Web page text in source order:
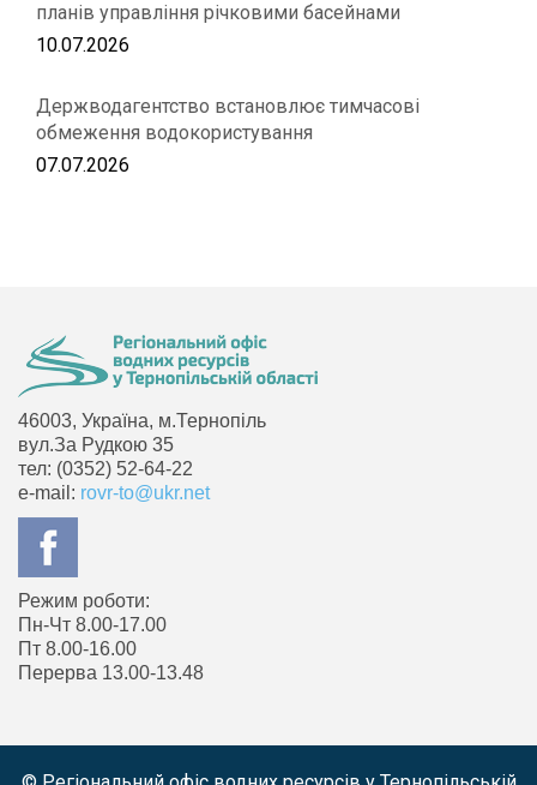
планів управління річковими басейнами
10.07.2026
Держводагентство встановлює тимчасові
обмеження водокористування
07.07.2026
46003, Україна, м.Тернопіль
вул.За Рудкою 35
тел: (0352) 52-64-22
e-mail: rovr-to@ukr.net
Режим роботи:
Пн-Чт 8.00-17.00
Пт 8.00-16.00
Перерва 13.00-13.48